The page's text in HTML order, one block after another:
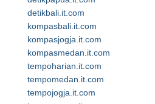
detikbali.it.com
kompasbali.it.com
kompasjogja.it.com
kompasmedan.it.com
tempoharian.it.com
tempomedan.it.com
tempojogja.it.com